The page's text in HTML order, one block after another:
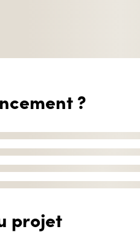
?
projet